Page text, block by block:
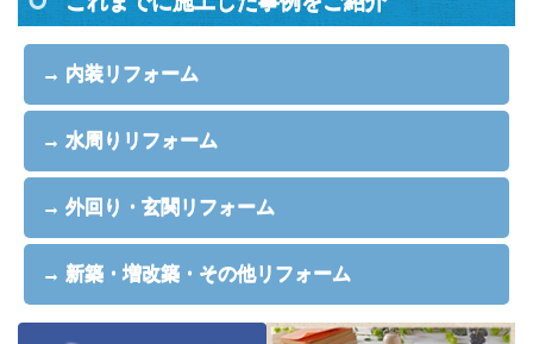
→ 内装リフォーム
→ 水周りリフォーム
→ 外回り・玄関リフォーム
→ 新築・増改築・その他リフォーム